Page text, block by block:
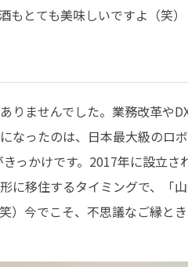
とても美味しいですよ（笑）
りませんでした。業務改革や
ったのは、日本最大級のロボ
っかけです。2017年に設立さ
に移住するタイミングで、「
）今でこそ、不思議なご縁と